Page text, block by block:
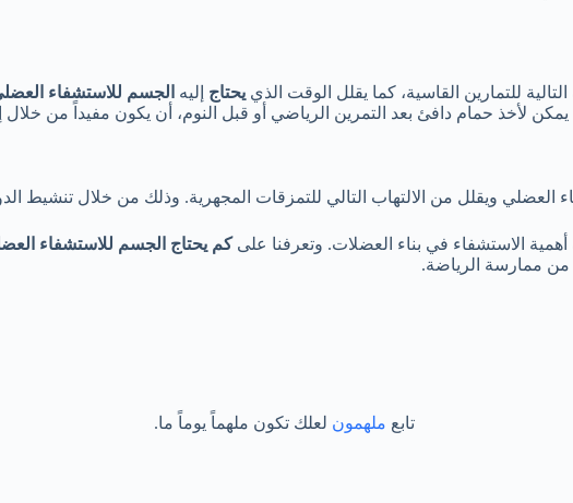
للتمارين القاسية، كما يقلل الوقت الذي يحتاج إليه الجسم للاستشفاء
لأخذ حمام دافئ بعد التمرين الرياضي أو قبل النوم، أن يكون مفيداً من خلال
ويقلل من الالتهاب التالي للتمزقات المجهرية. وذلك من خلال تنشيط
الاستشفاء في بناء العضلات. وتعرفنا على كم يحتاج الجسم للاستشفاء
من ممارسة الرياضة.
تابع ملهمون لعلك تكون ملهماً يوماً ما.